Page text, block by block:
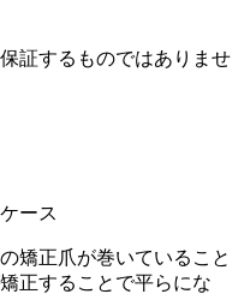
証するものではありませ
ース
爪が巻いていること
正することで平らにな